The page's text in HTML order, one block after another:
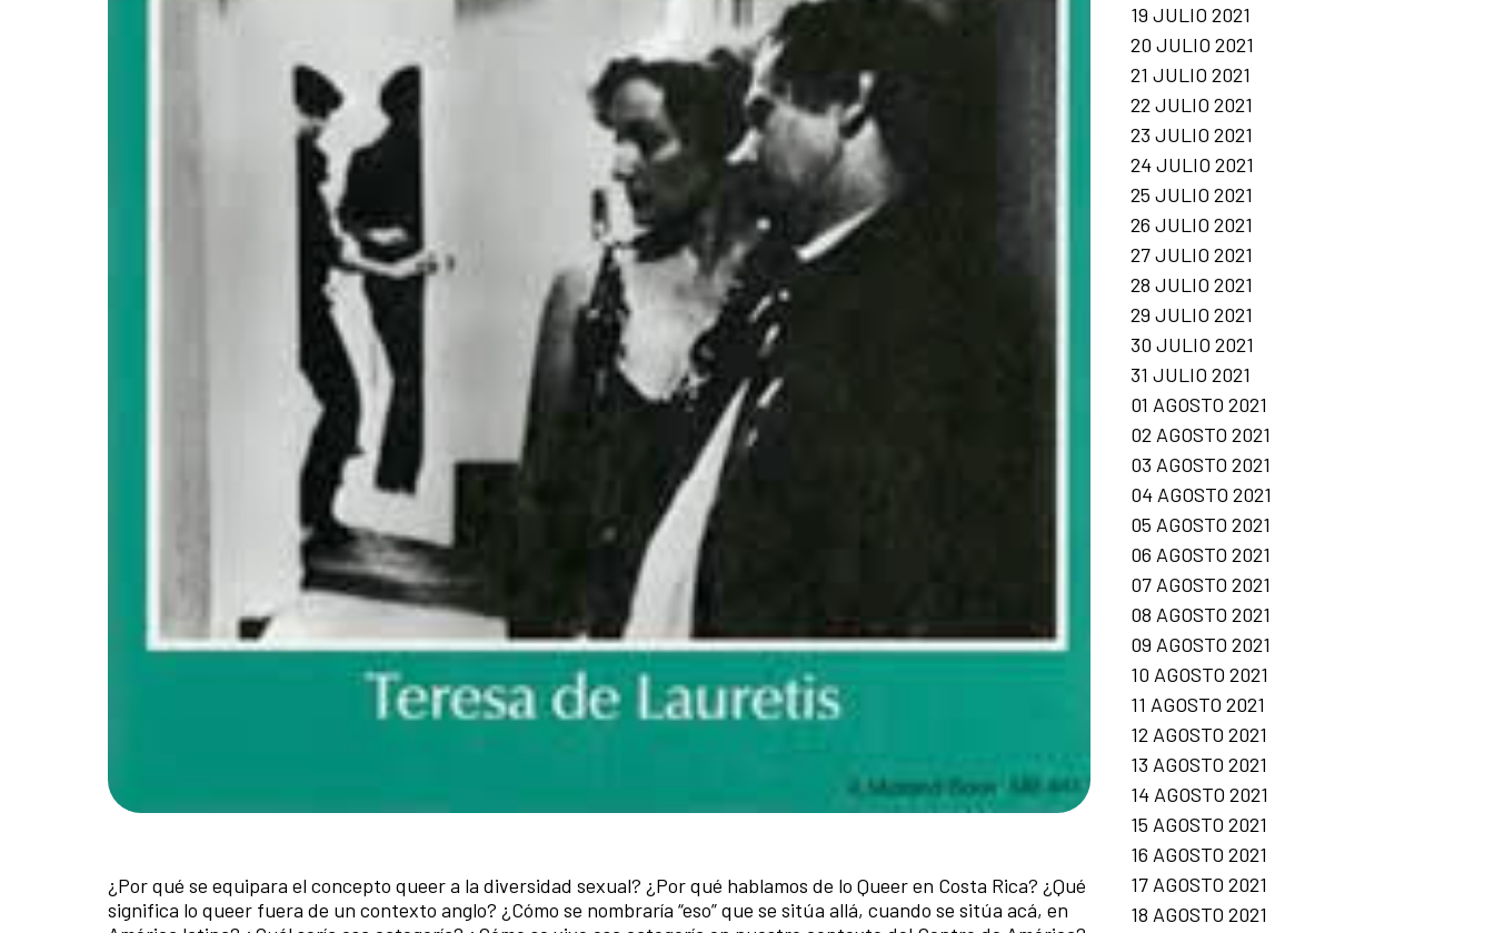
¿Por qué se equipara el concepto queer a la diversidad sexual? ¿Por qué hablamos de lo Queer en Costa Rica? ¿Qué
significa lo queer fuera de un contexto anglo? ¿Cómo se nombraría “eso” que se sitúa allá, cuando se sitúa acá, en
19 JULIO 2021
20 JULIO 2021
21 JULIO 2021
22 JULIO 2021
23 JULIO 2021
24 JULIO 2021
25 JULIO 2021
26 JULIO 2021
27 JULIO 2021
28 JULIO 2021
29 JULIO 2021
30 JULIO 2021
31 JULIO 2021
01 AGOSTO 2021
02 AGOSTO 2021
03 AGOSTO 2021
04 AGOSTO 2021
05 AGOSTO 2021
06 AGOSTO 2021
07 AGOSTO 2021
08 AGOSTO 2021
09 AGOSTO 2021
10 AGOSTO 2021
11 AGOSTO 2021
12 AGOSTO 2021
13 AGOSTO 2021
14 AGOSTO 2021
15 AGOSTO 2021
16 AGOSTO 2021
17 AGOSTO 2021
18 AGOSTO 2021